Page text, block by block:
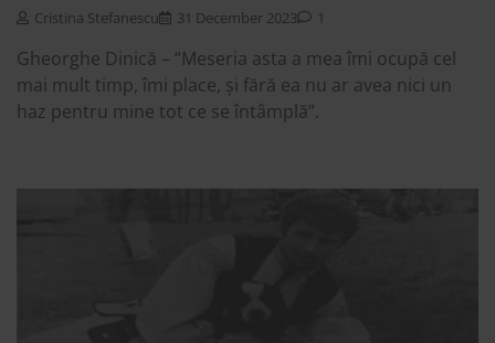
Cristina Stefanescu 31 December 2023 1
Gheorghe Dinică – “Meseria asta a mea îmi ocupă cel
mai mult timp, îmi place, și fără ea nu ar avea nici un
haz pentru mine tot ce se întâmplă”.